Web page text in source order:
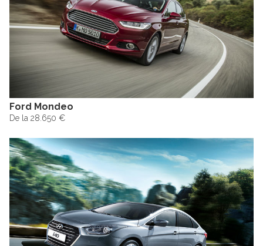
Ford Mondeo
De la 28.650 €